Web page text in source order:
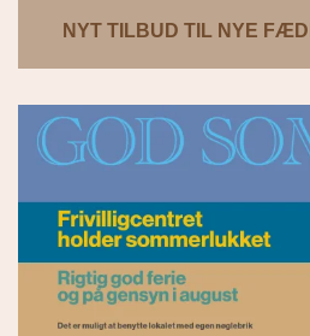
NYT TILBUD TIL NYE